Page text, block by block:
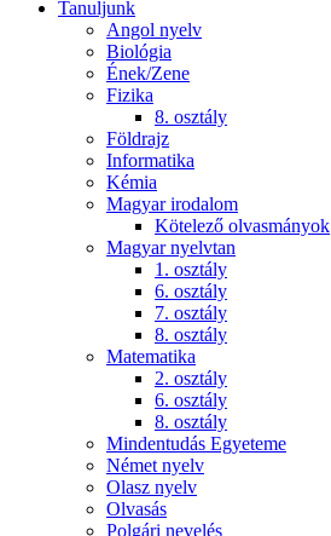
Tanuljunk
Angol nyelv
Biológia
Ének/Zene
Fizika
8. osztály
Földrajz
Informatika
Kémia
Magyar irodalom
Kötelező olvasmányok
Magyar nyelvtan
1. osztály
6. osztály
7. osztály
8. osztály
Matematika
2. osztály
6. osztály
8. osztály
Mindentudás Egyeteme
Német nyelv
Olasz nyelv
Olvasás
Polgári nevelés